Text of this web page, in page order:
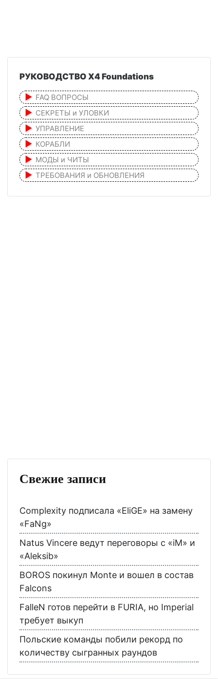
РУКОВОДСТВО X4 Foundations
FAQ ВОПРОСЫ
СЕКРЕТЫ и УЛОВКИ
УПРАВЛЕНИЕ
КОРАБЛИ
МОДЫ и ЧИТЫ
ТРЕБОВАНИЯ и ОБНОВЛЕНИЯ
Свежие записи
Complexity подписала «EliGE» на замену
«FaNg»
Natus Vincere ведут переговоры с «iM» и
«Aleksib»
BOROS покинул Monte и вошел в состав
Falcons
FalleN готов перейти в FURIA, но Imperial
требует выкуп
Польские команды побили рекорд по
количеству сыгранных раундов